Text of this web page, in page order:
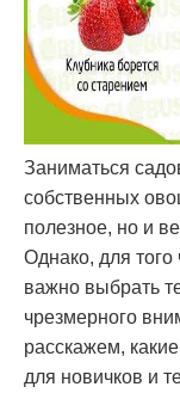
Заниматься
собственных
полезное, но и
Однако, для того
важно выбрать
чрезмерного
расскажем,
для новичков и